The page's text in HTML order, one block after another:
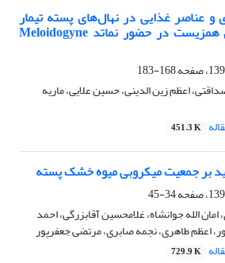
و عناصر غذایی در نهال‌های پسته تیمار
شده با برخی قارچ‌های همزیست در حضور نماتد Meloidogyne
168-183
اعظم زین الدینی، حسین علایی، ماریه
451.3 K
بر جمعیت میکروبی میوه خشک پسته
34-45
الله جوانشاه، غلامحسین آقابزرگی، احمد
اعظم طاهری، نجمه صابری، مرتضی جعفرپور
729.9 K